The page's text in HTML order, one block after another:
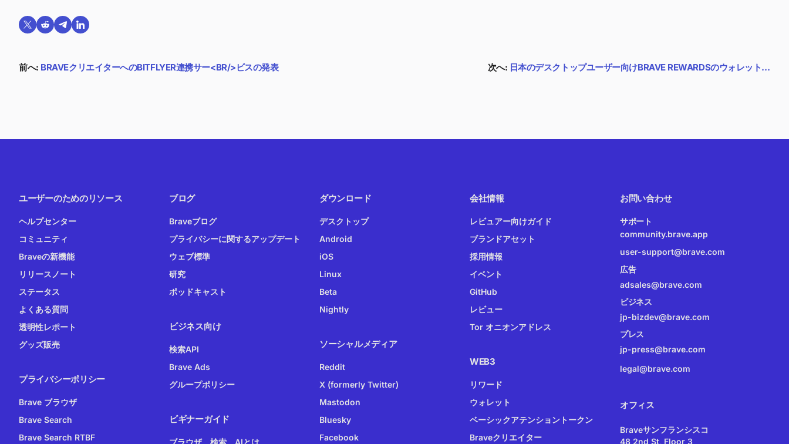
Twitterで共有する
Reddit で共有
Telegramで共有
LinkedInで共有
前へ: BRAVEクリエイターへのBITFLYER連携サー<BR/>ビスの発表 次へ: 日本のデスクトップユーザー向けBRAVE REWARDSのウォレット…
ユーザーのためのリソース
ヘルプセンター
コミュニティ
Braveの新機能
リリースノート
ステータス
よくある質問
透明性レポート
グッズ販売
プライバシーポリシー
Brave ブラウザ
Brave Search
Brave Search RTBF
ブログ
Braveブログ
プライバシーに関するアップデート
ウェブ標準
研究
ポッドキャスト
ビジネス向け
検索API
Brave Ads
グループポリシー
ビギナーガイド
ブラウザ、検索、AIとは
ダウンロード
デスクトップ
Android
iOS
Linux
Beta
Nightly
ソーシャルメディア
Reddit
X (formerly Twitter)
Mastodon
Bluesky
Facebook
会社情報
レビュアー向けガイド
ブランドアセット
採用情報
イベント
GitHub
レビュー
Tor オニオンアドレス
WEB3
リワード
ウォレット
ベーシックアテンショントークン
Braveクリエイター
お問い合わせ
サポート
community.brave.app
user-support@brave.com
広告
adsales@brave.com
ビジネス
jp-bizdev@brave.com
プレス
jp-press@brave.com
legal@brave.com
オフィス
Braveサンフランシスコ
48 2nd St, Floor 3